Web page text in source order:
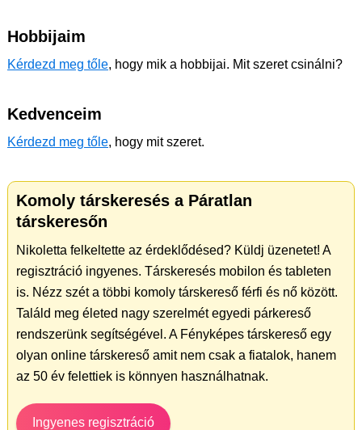
Hobbijaim
Kérdezd meg tőle, hogy mik a hobbijai. Mit szeret csinálni?
Kedvenceim
Kérdezd meg tőle, hogy mit szeret.
Komoly társkeresés a Páratlan
társkeresőn
Nikoletta felkeltette az érdeklődésed? Küldj üzenetet! A
regisztráció ingyenes. Társkeresés mobilon és tableten
is. Nézz szét a többi komoly társkereső férfi és nő között.
Találd meg életed nagy szerelmét egyedi párkereső
rendszerünk segítségével. A Fényképes társkereső egy
olyan online társkereső amit nem csak a fiatalok, hanem
az 50 év felettiek is könnyen használhatnak.
Ingyenes regisztráció